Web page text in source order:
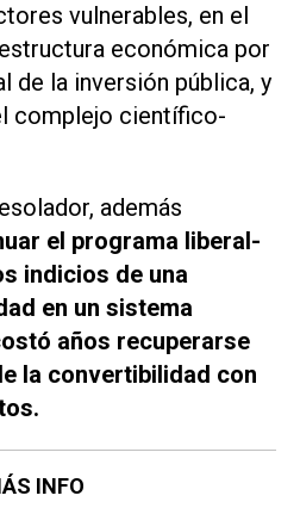
vulnerables, en el
económica por
de la inversión pública, y
complejo científico-
además
el programa liberal-
indicios de una
en un sistema
años recuperarse
la convertibilidad con
INFO